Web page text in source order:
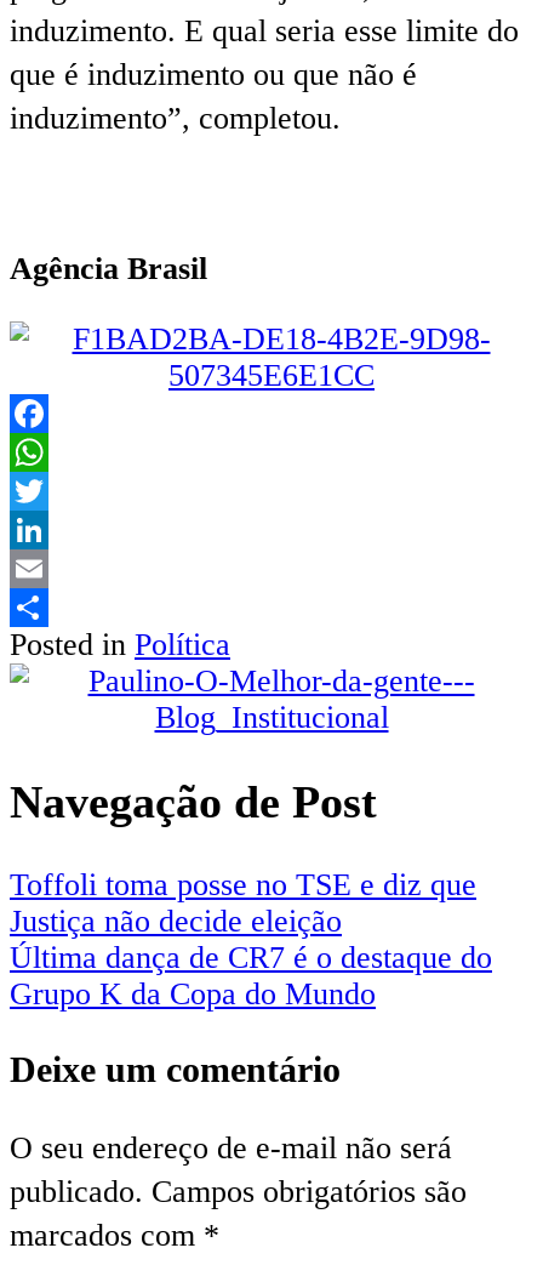
induzimento. E qual seria esse limite do
que é induzimento ou que não é
induzimento”, completou.
Agência Brasil
Facebook
WhatsApp
Twitter
LinkedIn
Email
Share
Posted in Política
Navegação de Post
Toffoli toma posse no TSE e diz que
Justiça não decide eleição
Última dança de CR7 é o destaque do
Grupo K da Copa do Mundo
Deixe um comentário
O seu endereço de e-mail não será
publicado. Campos obrigatórios são
marcados com *